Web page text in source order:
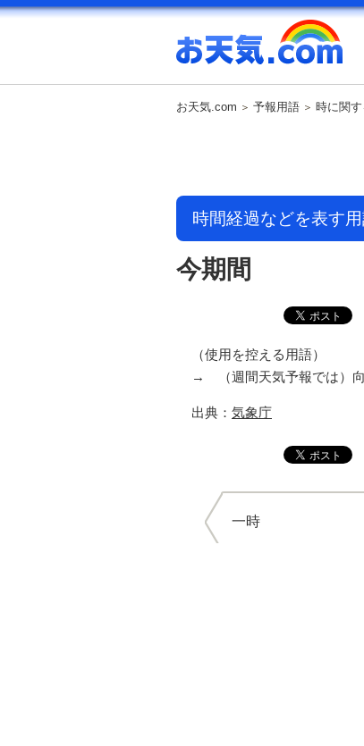
お天気.com 予報用語 時に関
時間経過などを表す
今期間
（使用を控える用語）
→ （週間天気予報では）向
出典： 気象庁
一時